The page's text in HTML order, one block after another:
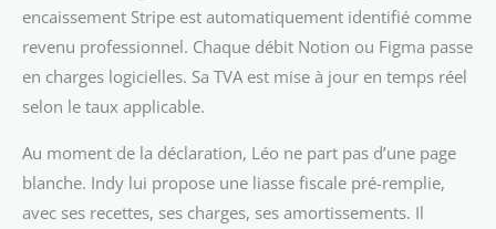
encaissement Stripe est automatiquement identifié comme
revenu professionnel. Chaque débit Notion ou Figma passe
en charges logicielles. Sa TVA est mise à jour en temps réel
selon le taux applicable.
Au moment de la déclaration, Léo ne part pas d’une page
blanche. Indy lui propose une liasse fiscale pré-remplie,
avec ses recettes, ses charges, ses amortissements. Il